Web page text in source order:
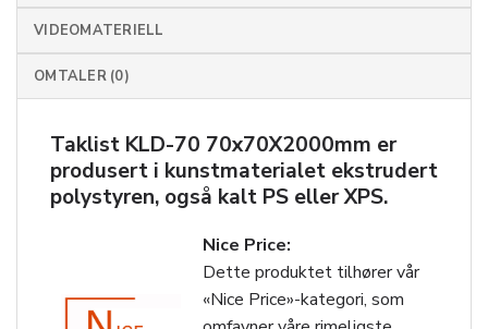
VIDEOMATERIELL
OMTALER (0)
Taklist KLD-70 70x70X2000mm er
produsert i kunstmaterialet ekstrudert
polystyren, også kalt PS eller XPS.
Nice Price:
Dette produktet tilhører vår
«Nice Price»-kategori, som